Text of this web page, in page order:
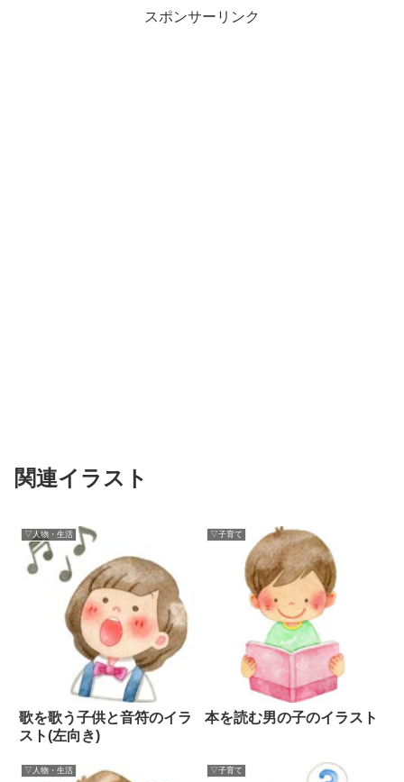
スポンサーリンク
関連イラスト
▽人物・生活
歌を歌う子供と音符のイラ
スト(左向き)
▽子育て
本を読む男の子のイラスト
▽人物・生活 ▽子育て